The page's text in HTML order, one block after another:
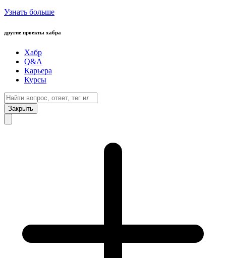
Узнать больше
другие проекты хабра
Хабр
Q&A
Карьера
Курсы
Закрыть